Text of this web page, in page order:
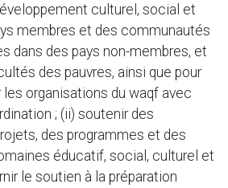
culturel, social et
membres et des communautés
dans des pays non-membres, et
des pauvres, ainsi que pour
organisations du waqf avec
; (ii) soutenir des
des programmes et des
éducatif, social, culturel et
le soutien à la préparation